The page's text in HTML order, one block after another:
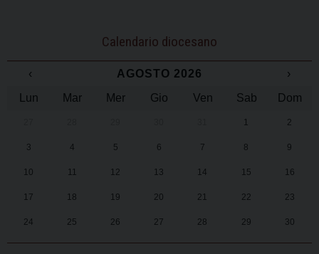
Calendario diocesano
‹ AGOSTO 2026
›
Lun
Mar Mer Gio Ven Sab Dom
1 2
3 4 5 6 7 8 9
10 11 12 13 14 15 16
17 18 19 20 21 22 23
24 25 26 27 28 29 30
31 1 2 3 4 5 6